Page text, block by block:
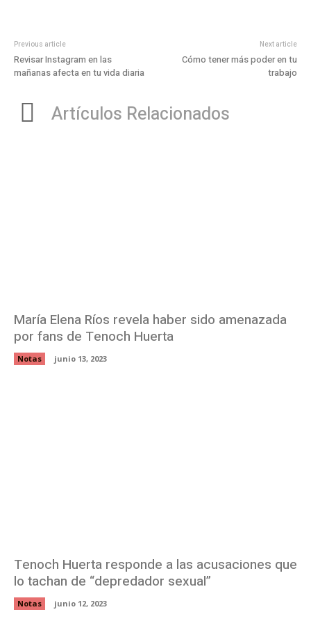
Previous article
Revisar Instagram en las
mañanas afecta en tu vida diaria
Next article
Cómo tener más poder en tu
trabajo
Artículos Relacionados
María Elena Ríos revela haber sido amenazada
por fans de Tenoch Huerta
Notas junio 13, 2023
Tenoch Huerta responde a las acusaciones que
lo tachan de “depredador sexual”
Notas junio 12, 2023